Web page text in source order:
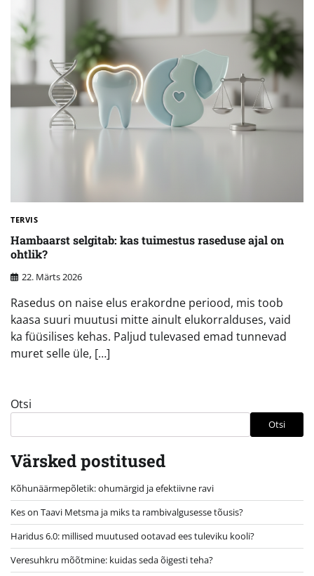
TERVIS
Hambaarst selgitab: kas tuimestus raseduse ajal on
ohtlik?
22. Märts 2026
Rasedus on naise elus erakordne periood, mis toob
kaasa suuri muutusi mitte ainult elukorralduses, vaid
ka füüsilises kehas. Paljud tulevased emad tunnevad
muret selle üle, […]
Otsi
Otsi
Värsked postitused
Kõhunäärmepõletik: ohumärgid ja efektiivne ravi
Kes on Taavi Metsma ja miks ta rambivalgusesse tõusis?
Haridus 6.0: millised muutused ootavad ees tuleviku kooli?
Veresuhkru mõõtmine: kuidas seda õigesti teha?